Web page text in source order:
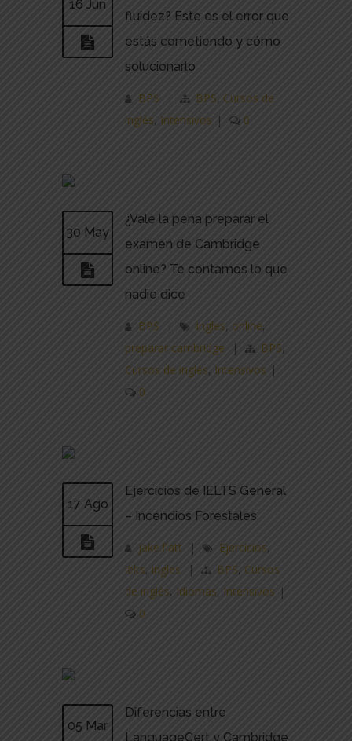
16 Jun
fluidez? Este es el error que
estás cometiendo y cómo
solucionarlo
BPS | BPS, Cursos de
inglés, Intensivos | 0
30 May
¿Vale la pena preparar el
examen de Cambridge
online? Te contamos lo que
nadie dice
BPS | ingles, online,
preparar cambridge
| BPS,
Cursos de inglés, Intensivos |
0
17 Ago
Ejercicios de IELTS General
– Incendios Forestales
jake.flatt | Ejercicios,
ielts, ingles | BPS, Cursos
de inglés, Idiomas, Intensivos |
0
05 Mar
Diferencias entre
LanguageCert y Cambridge